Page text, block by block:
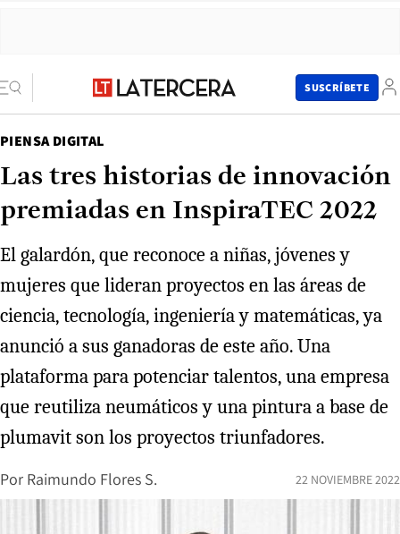
SUSCRÍBETE
PIENSA DIGITAL
Las tres historias de innovación
premiadas en InspiraTEC 2022
El galardón, que reconoce a niñas, jóvenes y
mujeres que lideran proyectos en las áreas de
ciencia, tecnología, ingeniería y matemáticas, ya
anunció a sus ganadoras de este año. Una
plataforma para potenciar talentos, una empresa
que reutiliza neumáticos y una pintura a base de
plumavit son los proyectos triunfadores.
Por Raimundo Flores S. 22 NOVIEMBRE 2022